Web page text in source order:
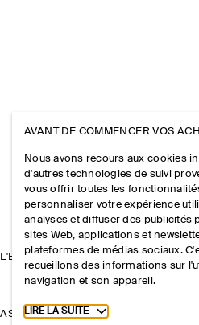
L'ENTREPRISE
ASSISTANCE
AVANT DE COMMENCER VOS
Nous avons recours aux cookies
d'autres technologies de suivi
vous offrir toutes les
personnaliser votre expérience
analyses et diffuser des publicités
sites Web, applications et
plateformes de médias sociaux.
recueillons des informations sur
navigation et son appareil.
Toggle more cookie
LIRE LA SUITE